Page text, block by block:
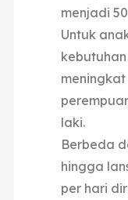
menjadi
Untuk
laki.
Berbeda
hingga
per hari